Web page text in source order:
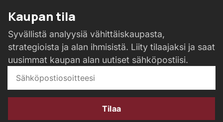
Kaupan tila
Syvällistä analyysiä vähittäiskaupasta,
strategioista ja alan ihmisistä. Liity tilaajaksi ja saat
uusimmat kaupan alan uutiset sähköpostiisi.
Tilaa